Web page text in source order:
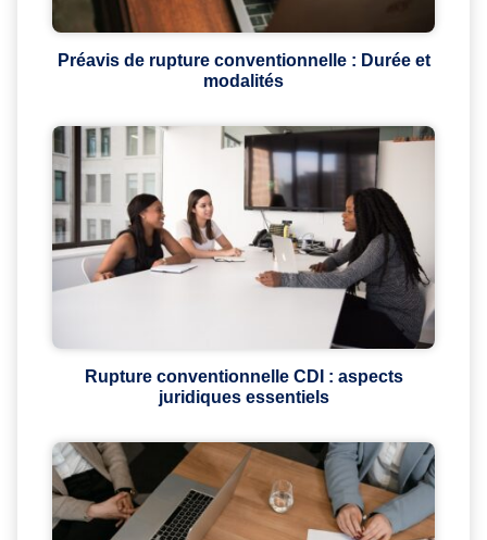
Préavis de rupture conventionnelle : Durée et
modalités
Rupture conventionnelle CDI : aspects
juridiques essentiels